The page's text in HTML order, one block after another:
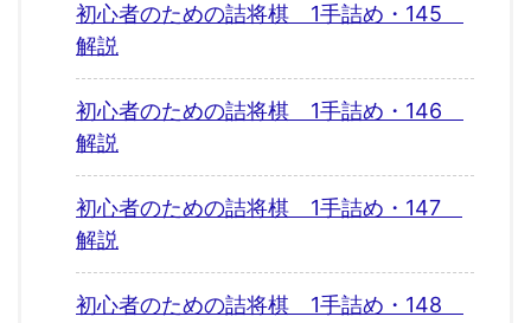
初心者のための詰将棋 1手詰め・145
解説
初心者のための詰将棋 1手詰め・146
解説
初心者のための詰将棋 1手詰め・147
解説
初心者のための詰将棋 1手詰め・148